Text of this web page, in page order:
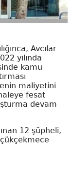
Avcılar
yılında
kamu
maliyetini
fesat
devam
12 şüpheli,